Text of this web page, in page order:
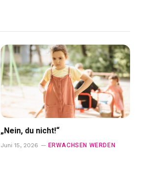
„Nein, du nicht!“
Juni 15, 2026 ERWACHSEN WERDEN